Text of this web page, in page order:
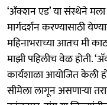
‘ॲक्शन एड’ या संस्थेने मला
मार्गदर्शन करण्यासाठी
महिनाभराच्या आतच मी
माझी पहिलीच वेळ होती.
कार्यशाळा आयोजित केली
सीमेला लागून असणाऱ्या